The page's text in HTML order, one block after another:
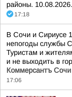
районы.
17:18
В Сочи и Сириусе
непогоды службы
Туристам и
и не выходить в
Коммерсантъ Сочи
17:06